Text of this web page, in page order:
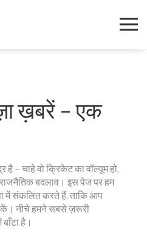
ख़बरें – एक
है – चाहे वो क्रिकेट का वॉल्यूम हो,
बदलाव। इस पेज पर हम
में संकलित करते हैं, ताकि आप
नीचे हमने सबसे ज़रूरी
है।